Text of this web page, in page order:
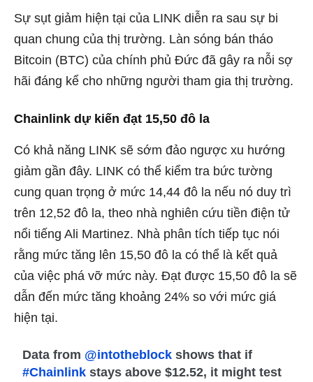
Sự sụt giảm hiện tại của LINK diễn ra sau sự bi
quan chung của thị trường. Làn sóng bán tháo
Bitcoin (BTC) của chính phủ Đức đã gây ra nỗi sợ
hãi đáng kể cho những người tham gia thị trường.
Chainlink dự kiến ​​đạt 15,50 đô la
Có khả năng LINK sẽ sớm đảo ngược xu hướng
giảm gần đây. LINK có thể kiểm tra bức tường
cung quan trọng ở mức 14,44 đô la nếu nó duy trì
trên 12,52 đô la, theo nhà nghiên cứu tiền điện tử
nổi tiếng Ali Martinez. Nhà phân tích tiếp tục nói
rằng mức tăng lên 15,50 đô la có thể là kết quả
của việc phá vỡ mức này. Đạt được 15,50 đô la sẽ
dẫn đến mức tăng khoảng 24% so với mức giá
hiện tại.
Data from @intotheblock shows that if
#Chainlink stays above $12.52, it might test